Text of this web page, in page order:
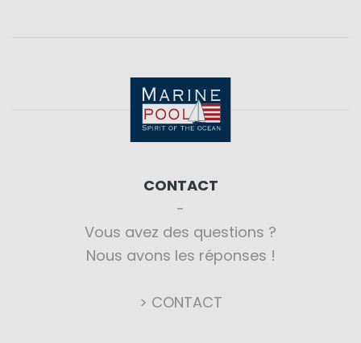
CONTACT
Vous avez des questions ?
Nous avons les réponses !
> CONTACT